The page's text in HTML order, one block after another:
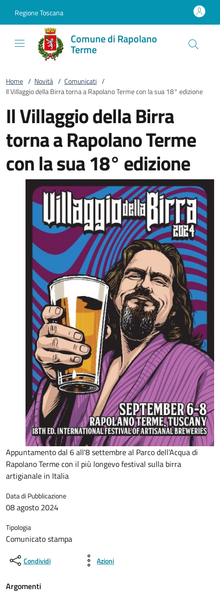
Regione Toscana
Comune di Rapolano
Terme
Home / Novità / Comunicati /
Il Villaggio della Birra torna a Rapolano Terme con la sua 18° edizione
Il Villaggio della Birra
torna a Rapolano Terme
con la sua 18° edizione
Appuntamento dal 6 all'8 settembre al Parco dell'Acqua di
Rapolano Terme con il più longevo festival sulla birra
artigianale in Italia
Data di Pubblicazione
08 agosto 2024
Tipologia
Comunicato stampa
Condividi Azioni
Argomenti